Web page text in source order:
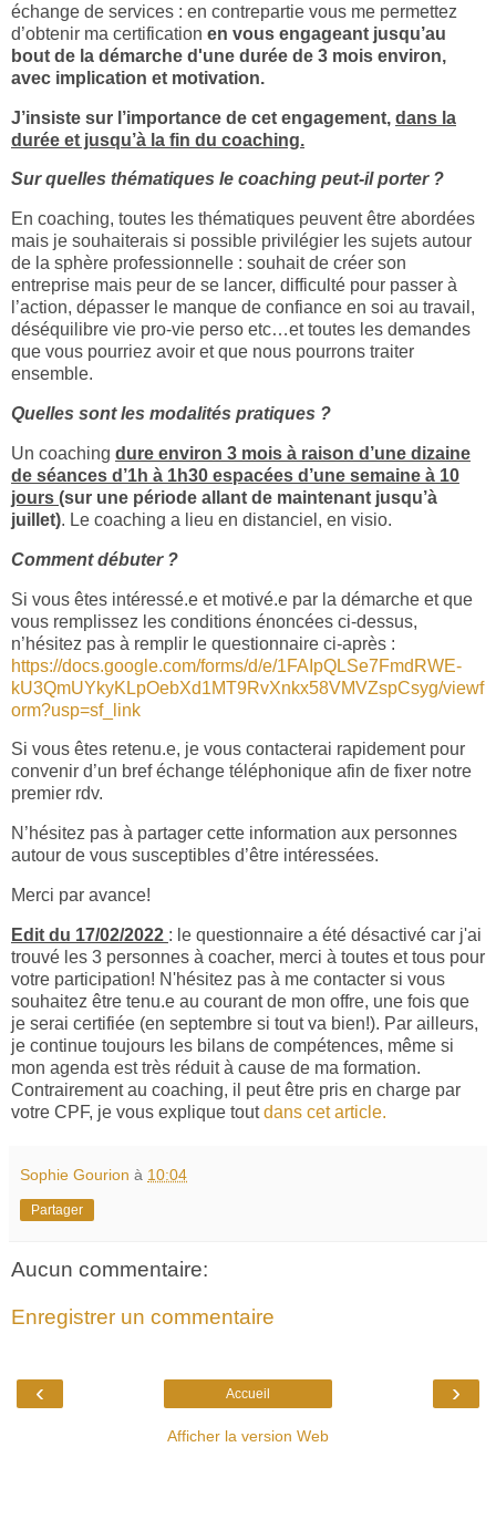
échange de services : en contrepartie vous me permettez
d’obtenir ma certification en vous engageant jusqu’au
bout de la démarche d'une durée de 3 mois environ,
avec implication et motivation.
J’insiste sur l’importance de cet engagement, dans la
durée et jusqu’à la fin du coaching.
Sur quelles thématiques le coaching peut-il porter ?
En coaching, toutes les thématiques peuvent être abordées
mais je souhaiterais si possible privilégier les sujets autour
de la sphère professionnelle : souhait de créer son
entreprise mais peur de se lancer, difficulté pour passer à
l’action, dépasser le manque de confiance en soi au travail,
déséquilibre vie pro-vie perso etc…et toutes les demandes
que vous pourriez avoir et que nous pourrons traiter
ensemble.
Quelles sont les modalités pratiques ?
Un coaching dure environ 3 mois à raison d’une dizaine
de séances d’1h à 1h30 espacées d’une semaine à 10
jours (sur une période allant de maintenant jusqu’à
juillet). Le coaching a lieu en distanciel, en visio.
Comment débuter ?
Si vous êtes intéressé.e et motivé.e par la démarche et que
vous remplissez les conditions énoncées ci-dessus,
n’hésitez pas à remplir le questionnaire ci-après :
https://docs.google.com/forms/d/e/1FAIpQLSe7FmdRWE-
kU3QmUYkyKLpOebXd1MT9RvXnkx58VMVZspCsyg/viewf
orm?usp=sf_link
Si vous êtes retenu.e, je vous contacterai rapidement pour
convenir d’un bref échange téléphonique afin de fixer notre
premier rdv.
N’hésitez pas à partager cette information aux personnes
autour de vous susceptibles d’être intéressées.
Merci par avance!
Edit du 17/02/2022 : le questionnaire a été désactivé car j'ai
trouvé les 3 personnes à coacher, merci à toutes et tous pour
votre participation! N'hésitez pas à me contacter si vous
souhaitez être tenu.e au courant de mon offre, une fois que
je serai certifiée (en septembre si tout va bien!). Par ailleurs,
je continue toujours les bilans de compétences, même si
mon agenda est très réduit à cause de ma formation.
Contrairement au coaching, il peut être pris en charge par
votre CPF, je vous explique toutdans cet article.
Sophie Gourion à 10:04
Partager
Aucun commentaire:
Enregistrer un commentaire
‹ ›
Accueil
Afficher la version Web